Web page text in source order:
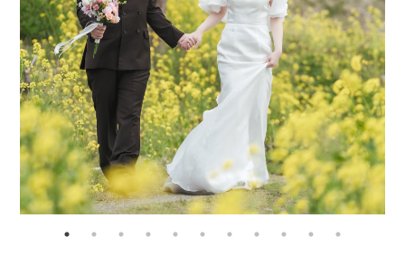
〒963-8041
福島県郡山市富田町権現林9−１
Tel.0120-05-7536
Time.10:30 - 18:00（年中無休）
ョン撮影 14:00〜 ヘアチェンジ
14:30〜 グリーンロケーション撮
影 15:30〜 撮影完了 16:00頃〜
お着替え・結び これから撮影をご
検討の方の参考になれば嬉しいで
す♡
_____________________
Life is fantastic. 最高の人生